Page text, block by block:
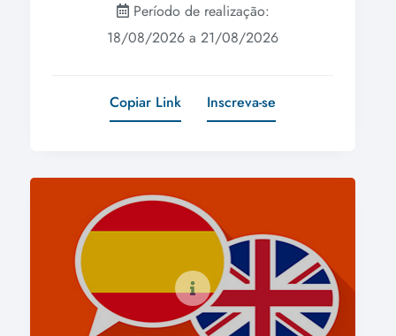
Período de realização:
18/08/2026 a 21/08/2026
Copiar Link Inscreva-se